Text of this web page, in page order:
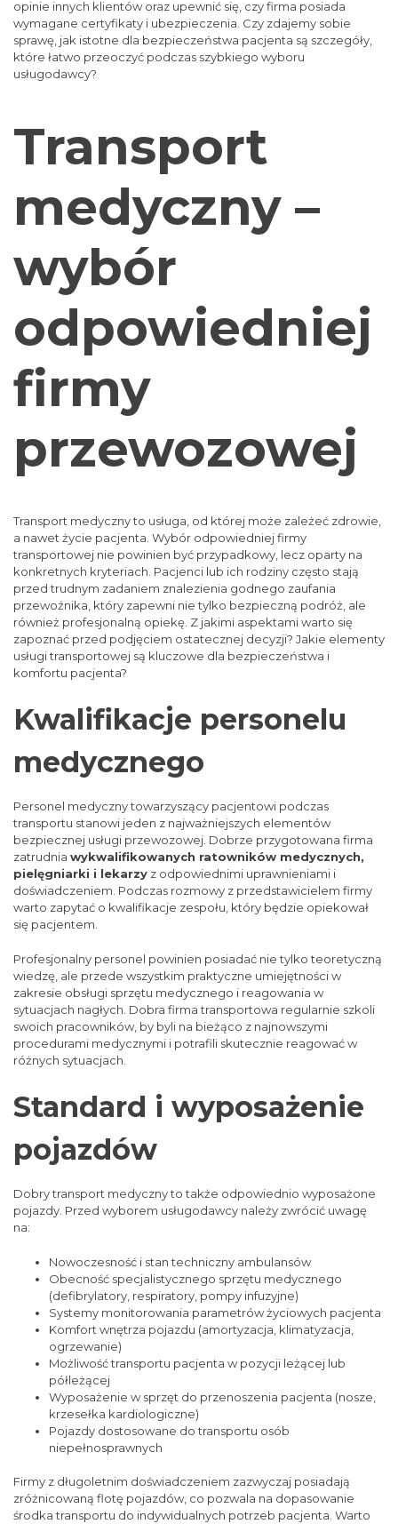
opinie innych klientów oraz upewnić się, czy firma posiada
wymagane certyfikaty i ubezpieczenia. Czy zdajemy sobie
sprawę, jak istotne dla bezpieczeństwa pacjenta są szczegóły,
które łatwo przeoczyć podczas szybkiego wyboru
usługodawcy?
Transport
medyczny –
wybór
odpowiedniej
firmy
przewozowej
Transport medyczny to usługa, od której może zależeć zdrowie,
a nawet życie pacjenta. Wybór odpowiedniej firmy
transportowej nie powinien być przypadkowy, lecz oparty na
konkretnych kryteriach. Pacjenci lub ich rodziny często stają
przed trudnym zadaniem znalezienia godnego zaufania
przewoźnika, który zapewni nie tylko bezpieczną podróż, ale
również profesjonalną opiekę. Z jakimi aspektami warto się
zapoznać przed podjęciem ostatecznej decyzji? Jakie elementy
usługi transportowej są kluczowe dla bezpieczeństwa i
komfortu pacjenta?
Kwalifikacje personelu
medycznego
Personel medyczny towarzyszący pacjentowi podczas
transportu stanowi jeden z najważniejszych elementów
bezpiecznej usługi przewozowej. Dobrze przygotowana firma
zatrudnia wykwalifikowanych ratowników medycznych,
pielęgniarki i lekarzy z odpowiednimi uprawnieniami i
doświadczeniem. Podczas rozmowy z przedstawicielem firmy
warto zapytać o kwalifikacje zespołu, który będzie opiekował
się pacjentem.
Profesjonalny personel powinien posiadać nie tylko teoretyczną
wiedzę, ale przede wszystkim praktyczne umiejętności w
zakresie obsługi sprzętu medycznego i reagowania w
sytuacjach nagłych. Dobra firma transportowa regularnie szkoli
swoich pracowników, by byli na bieżąco z najnowszymi
procedurami medycznymi i potrafili skutecznie reagować w
różnych sytuacjach.
Standard i wyposażenie
pojazdów
Dobry transport medyczny to także odpowiednio wyposażone
pojazdy. Przed wyborem usługodawcy należy zwrócić uwagę
na:
Nowoczesność i stan techniczny ambulansów
Obecność specjalistycznego sprzętu medycznego
(defibrylatory, respiratory, pompy infuzyjne)
Systemy monitorowania parametrów życiowych pacjenta
Komfort wnętrza pojazdu (amortyzacja, klimatyzacja,
ogrzewanie)
Możliwość transportu pacjenta w pozycji leżącej lub
półleżącej
Wyposażenie w sprzęt do przenoszenia pacjenta (nosze,
krzesełka kardiologiczne)
Pojazdy dostosowane do transportu osób
niepełnosprawnych
Firmy z długoletnim doświadczeniem zazwyczaj posiadają
zróżnicowaną flotę pojazdów, co pozwala na dopasowanie
środka transportu do indywidualnych potrzeb pacjenta. Warto